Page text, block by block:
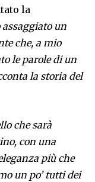
la
un
che, a mio
le parole di un
la storia del
che sarà
con una
più che
un po’ tutti dei